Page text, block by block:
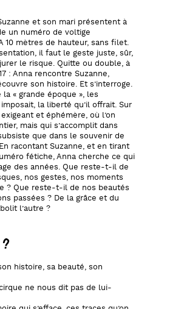
et son mari présentent à
un numéro de voltige
10 mètres de hauteur, sans filet.
il faut le geste juste, sûr,
le risque. Quitte ou double, à
: Anna rencontre Suzanne,
son histoire. Et s’interroge.
« grande époque », les
la liberté qu’il offrait. Sur
et éphémère, où l’on
mais qui s’accomplit dans
que dans le souvenir de
racontant Suzanne, et en tirant
fétiche, Anna cherche ce qui
des années. Que reste-t-il de
nos gestes, nos moments
? Que reste-t-il de nos beautés
passées ? De la grâce et du
l’autre ?
?
histoire, sa beauté, son
ne nous dit pas de lui-